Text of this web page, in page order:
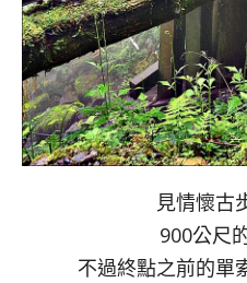
見情懷古
900公尺
不過終點之前的單